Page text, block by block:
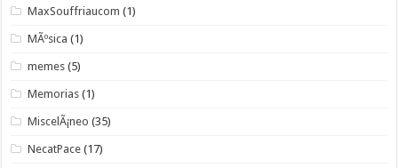
MaxSouffriaucom (1)
MÃºsica (1)
memes (5)
Memorias (1)
MiscelÃ¡neo (35)
NecatPace (17)